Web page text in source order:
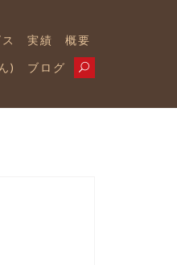
実績
概要
)
ブログ